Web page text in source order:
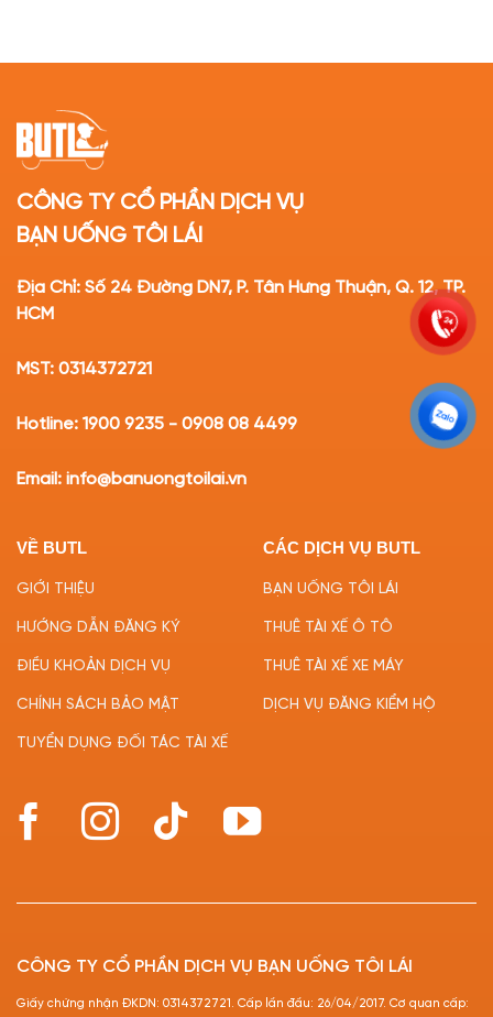
CÔNG TY CỔ PHẦN DỊCH VỤ
BẠN UỐNG TÔI LÁI
Địa Chỉ: Số 24 Đường DN7, P. Tân Hưng Thuận, Q. 12, TP.
HCM
MST: 0314372721
Hotline: 1900 9235 - 0908 08 4499
Email: info@banuongtoilai.vn
VỀ BUTL
GIỚI THIỆU
HƯỚNG DẪN ĐĂNG KÝ
ĐIỀU KHOẢN DỊCH VỤ
CHÍNH SÁCH BẢO MẬT
TUYỂN DỤNG ĐỐI TÁC TÀI XẾ
CÁC DỊCH VỤ BUTL
BẠN UỐNG TÔI LÁI
THUÊ TÀI XẾ Ô TÔ
THUÊ TÀI XẾ XE MÁY
DỊCH VỤ ĐĂNG KIỂM HỘ
CÔNG TY CỔ PHẦN DỊCH VỤ BẠN UỐNG TÔI LÁI
Giấy chứng nhận ĐKDN: 0314372721. Cấp lần đầu: 26/04/2017. Cơ quan cấp: